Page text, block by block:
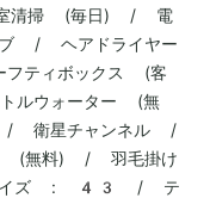
清掃 (毎日) / 電
/ ヘアドライヤー
ィボックス (客
ウォーター (無
衛星チャンネル /
(無料) / 羽毛掛け
サイズ : 43 / テ